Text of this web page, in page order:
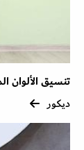
تنسيق الألوان
ديكور